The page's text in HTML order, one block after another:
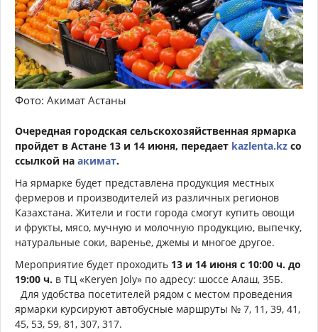
Фото: Акимат Астаны
Очередная городская сельскохозяйственная ярмарка
пройдет в Астане 13 и 14 июня, передает kazlenta.kz со
ссылкой на акимат.
На ярмарке будет представлена продукция местных
фермеров и производителей из различных регионов
Казахстана. Жители и гости города смогут купить овощи
и фрукты, мясо, мучную и молочную продукцию, выпечку,
натуральные соки, варенье, джемы и многое другое.
Мероприятие будет проходить 13 и 14 июня с 10:00 ч. до
19:00 ч. в ТЦ «Keryen Joly» по адресу: шоссе Алаш, 35Б.
Для удобства посетителей рядом с местом проведения
ярмарки курсируют автобусные маршруты № 7, 11, 39, 41,
45, 53, 59, 81, 307, 317.